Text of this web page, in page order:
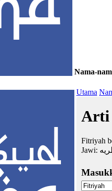
Nama-
Utama
Arti
Fitriyah
Jawi: